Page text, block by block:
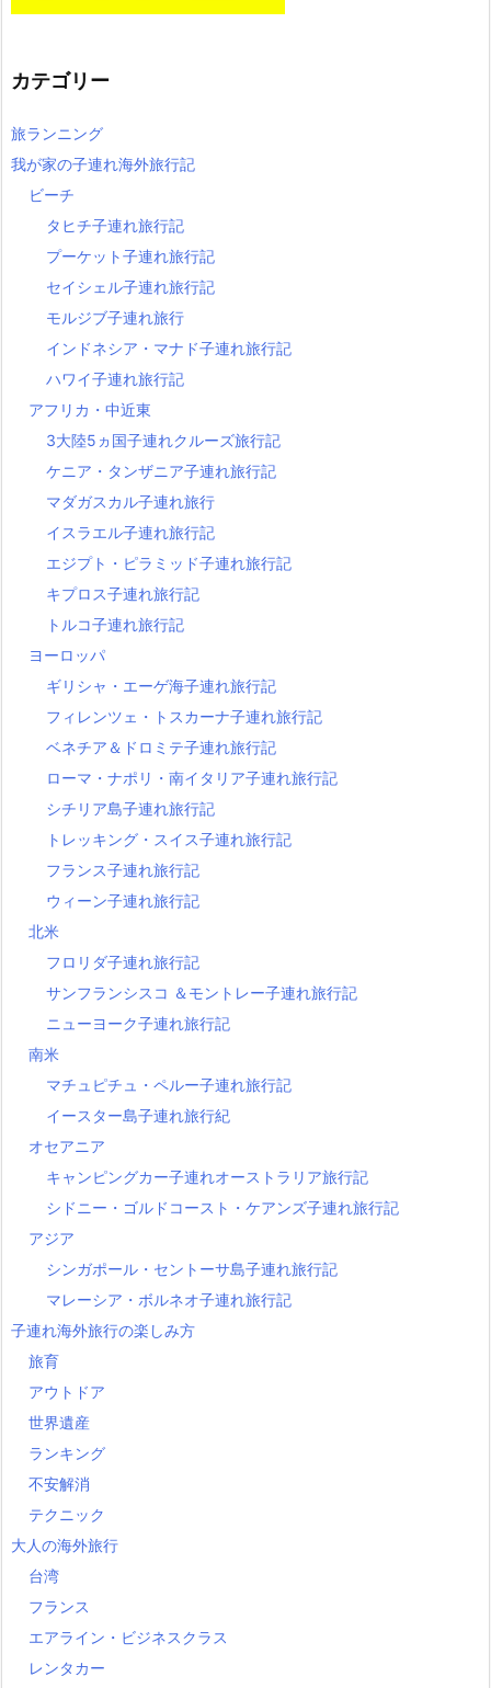
カテゴリー
旅ランニング
我が家の子連れ海外旅行記
ビーチ
タヒチ子連れ旅行記
プーケット子連れ旅行記
セイシェル子連れ旅行記
モルジブ子連れ旅行
インドネシア・マナド子連れ旅行記
ハワイ子連れ旅行記
アフリカ・中近東
3大陸5ヵ国子連れクルーズ旅行記
ケニア・タンザニア子連れ旅行記
マダガスカル子連れ旅行
イスラエル子連れ旅行記
エジプト・ピラミッド子連れ旅行記
キプロス子連れ旅行記
トルコ子連れ旅行記
ヨーロッパ
ギリシャ・エーゲ海子連れ旅行記
フィレンツェ・トスカーナ子連れ旅行記
ベネチア＆ドロミテ子連れ旅行記
ローマ・ナポリ・南イタリア子連れ旅行記
シチリア島子連れ旅行記
トレッキング・スイス子連れ旅行記
フランス子連れ旅行記
ウィーン子連れ旅行記
北米
フロリダ子連れ旅行記
サンフランシスコ ＆モントレー子連れ旅行記
ニューヨーク子連れ旅行記
南米
マチュピチュ・ペルー子連れ旅行記
イースター島子連れ旅行紀
オセアニア
キャンピングカー子連れオーストラリア旅行記
シドニー・ゴルドコースト・ケアンズ子連れ旅行記
アジア
シンガポール・セントーサ島子連れ旅行記
マレーシア・ボルネオ子連れ旅行記
子連れ海外旅行の楽しみ方
旅育
アウトドア
世界遺産
ランキング
不安解消
テクニック
大人の海外旅行
台湾
フランス
エアライン・ビジネスクラス
レンタカー